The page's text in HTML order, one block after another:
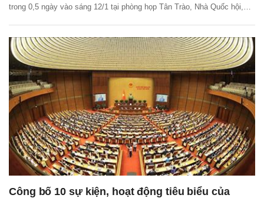
trong 0,5 ngày vào sáng 12/1 tại phòng họp Tân Trào, Nhà Quốc hội,
Công bố 10 sự kiện, hoạt động tiêu biểu của